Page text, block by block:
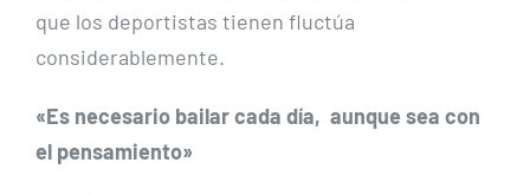
que los deportistas tienen fluctúa
considerablemente.
«Es necesario bailar cada día, aunque sea con
el pensamiento»